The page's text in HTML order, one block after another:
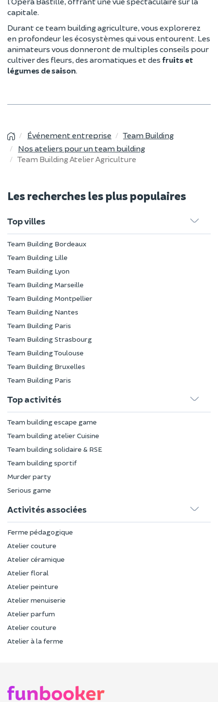
capitale.
Durant ce team building agriculture, vous explorerez
en profondeur les écosystèmes qui vous entourent. Les
animateurs vous donneront de multiples conseils pour
cultiver des fleurs, des aromatiques et des fruits et
légumes de saison.
Événement entreprise
Team Building
Nos ateliers pour un team building
Team Building Atelier Agriculture
Les recherches les plus populaires
Top villes
Team Building Bordeaux
Team Building Lille
Team Building Lyon
Team Building Marseille
Team Building Montpellier
Team Building Nantes
Team Building Paris
Team Building Strasbourg
Team Building Toulouse
Team Building Bruxelles
Team Building Paris
Top activités
Team building escape game
Team building atelier Cuisine
Team building solidaire & RSE
Team building sportif
Murder party
Serious game
Activités associées
Ferme pédagogique
Atelier couture
Atelier céramique
Atelier floral
Atelier peinture
Atelier menuiserie
Atelier parfum
Atelier couture
Atelier à la ferme